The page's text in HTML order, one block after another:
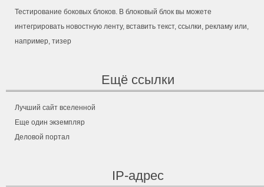
Тестирование боковых блоков. В блоковый блок вы можете
интегрировать новостную ленту, вставить текст, ссылки, рекламу или,
например, тизер
Ещё ссылки
Лучший сайт вселенной
Еще один экземпляр
Деловой портал
IP-адрес